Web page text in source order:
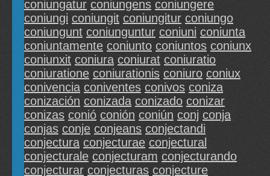
coniungatur coniungens coniungere
coniungi coniungit coniungitur coniungo
coniungunt coniunguntur coniuni coniunta
coniuntamente coniunto coniuntos coniunx
coniunxit coniura coniurat coniuratio
coniuratione coniurationis coniuro coniux
conivencia coniventes conivos coniza
conización conizada conizado conizar
conizas conió conión coniún conj conja
conjas conje conjeans conjectandi
conjectura conjecturae conjectural
conjecturale conjecturam conjecturando
conjecturar conjecturas conjecture